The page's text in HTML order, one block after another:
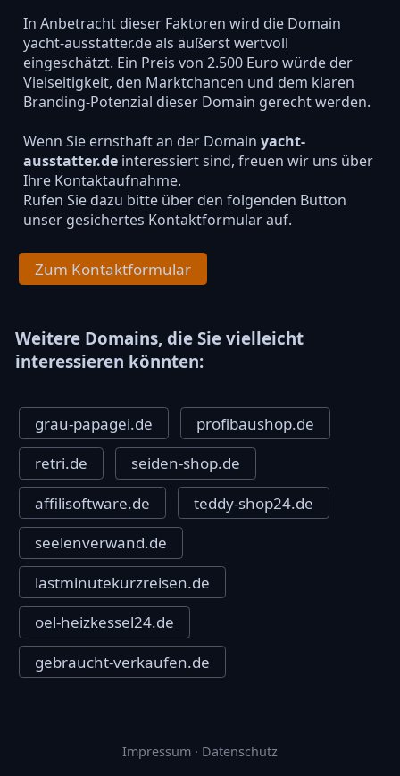
In Anbetracht dieser Faktoren wird die Domain
yacht-ausstatter.de als äußerst wertvoll
eingeschätzt. Ein Preis von 2.500 Euro würde der
Vielseitigkeit, den Marktchancen und dem klaren
Branding-Potenzial dieser Domain gerecht werden.
Wenn Sie ernsthaft an der Domain yacht-
ausstatter.deinteressiert sind, freuen wir uns über
Ihre Kontaktaufnahme.
Rufen Sie dazu bitte über den folgenden Button
unser gesichertes Kontaktformular auf.
Zum Kontaktformular
Weitere Domains, die Sie vielleicht
interessieren könnten:
grau-papagei.de
profibaushop.de
retri.de
seiden-shop.de
affilisoftware.de
teddy-shop24.de
seelenverwand.de
lastminutekurzreisen.de
oel-heizkessel24.de
gebraucht-verkaufen.de
Impressum · Datenschutz